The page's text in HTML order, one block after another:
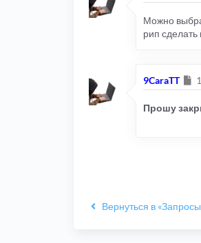
Можно
рип сделать
9CaraTT
Прошу
Вернуться в